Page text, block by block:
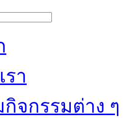
รา
จกรรมต่าง ๆ